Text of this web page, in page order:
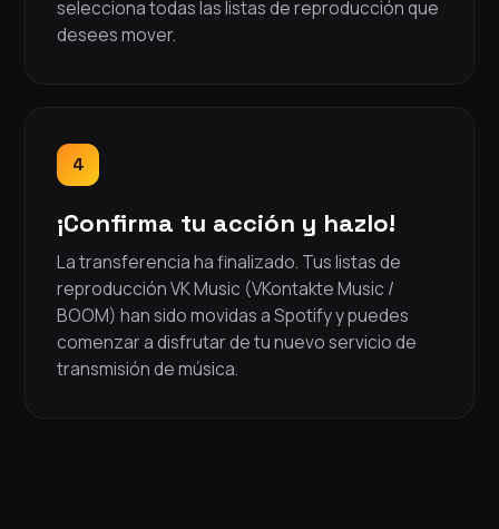
selecciona todas las listas de reproducción que
desees mover.
4
¡Confirma tu acción y hazlo!
La transferencia ha finalizado. Tus listas de
reproducción VK Music (VKontakte Music /
BOOM) han sido movidas a Spotify y puedes
comenzar a disfrutar de tu nuevo servicio de
transmisión de música.